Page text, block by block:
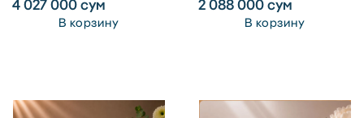
4 027 000сум
В корзину
2 088 000сум
В корзину